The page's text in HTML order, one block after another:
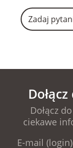
Zadaj
Dołącz
ciekawe
E-mail (login)